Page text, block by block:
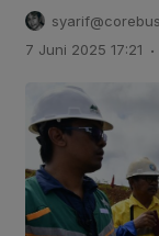
7 Juni 2025 17:21 .